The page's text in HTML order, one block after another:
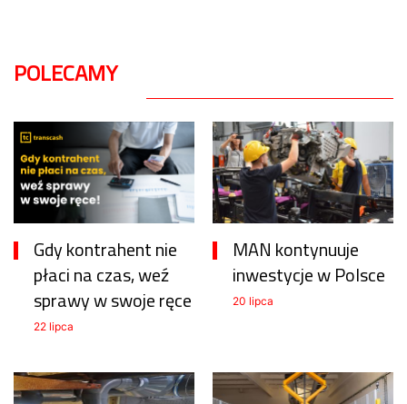
POLECAMY
Gdy kontrahent nie
płaci na czas, weź
sprawy w swoje ręce
22 lipca
MAN kontynuuje
inwestycje w Polsce
20 lipca